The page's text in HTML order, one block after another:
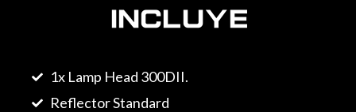
Incluye
1x Lamp Head 300DII.
Reflector Standard